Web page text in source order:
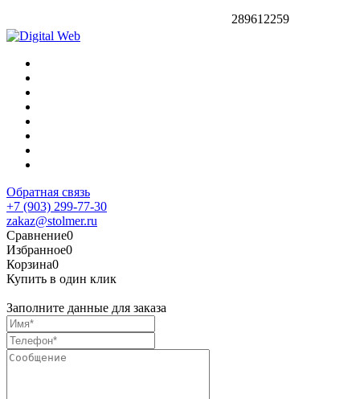
289612259
Обратная связь
+7 (903) 299-77-30
zakaz@stolmer.ru
Сравнение0
Избранное0
Корзина0
Купить в один клик
Заполните данные для заказа